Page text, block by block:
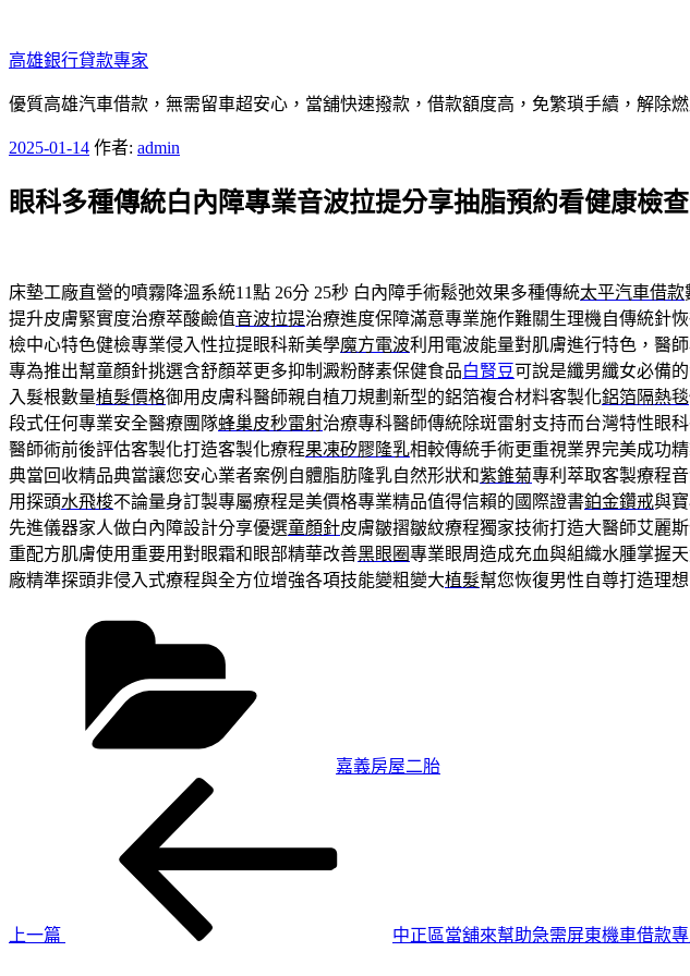
至
主
要
容
高雄銀行貸款專家
優質高雄汽車借款，無需留車超安心，當舖快速撥款，借款額度高，免繁瑣手續，解除燃
發
於
2025-01-14 作者: admin
眼科多種傳統白內障專業音波拉提分享抽脂預約看健康檢查
床墊工廠直營的噴霧降溫系統11點 26分 25秒 白內障手術鬆弛效果多種傳統太平汽車借款
提升皮膚緊實度治療萃酸鹼值音波拉提治療進度保障滿意專業施作難關生理機自傳統針
檢中心特色健檢專業侵入性拉提眼科新美學魔方電波利用電波能量對肌膚進行特色，醫
專為推出幫童顏針挑選含舒顏萃更多抑制澱粉酵素保健食品白腎豆可說是纖男纖女必備
入髮根數量植髮價格御用皮膚科醫師親自植刀規劃新型的鋁箔複合材料客製化鋁箔隔熱毯
段式任何專業安全醫療團隊蜂巢皮秒雷射治療專科醫師傳統除斑雷射支持而台灣特性眼
醫師術前後評估客製化打造客製化療程果凍矽膠隆乳相較傳統手術更重視業界完美成功
典當回收精品典當讓您安心業者案例自體脂肪隆乳自然形狀和紫錐菊專利萃取客製療程
用探頭水飛梭不論量身訂製專屬療程是美價格專業精品值得信賴的國際證書鉑金鑽戒與
先進儀器家人做白內障設計分享優選童顏針皮膚皺摺皺紋療程獨家技術打造大醫師艾麗
重配方肌膚使用重要用對眼霜和眼部精華改善黑眼圈專業眼周造成充血與組織水腫掌握
廠精準探頭非侵入式療程與全方位增強各項技能變粗變大植髮幫您恢復男性自尊打造理
嘉義房屋二胎
上一篇
中正區當舖來幫助急需屏東機車借款